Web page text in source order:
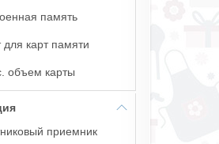
память
для карт памяти
объем карты
приемник